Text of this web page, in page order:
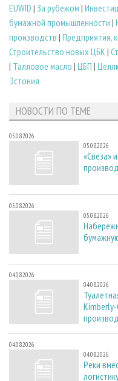
EUWID | За рубежом |
бумажной промышленности |
производств | Предприятия,
Строительство новых ЦБК |
| Талловое масло | ЦБП |
Эстония
НОВОСТИ ПО ТЕМЕ
05.08.2026
05.08.2026
«Свеза»
05.08.2026
05.08.2026
04.08.2026
04.08.2026
04.08.2026
04.08.2026
Реки